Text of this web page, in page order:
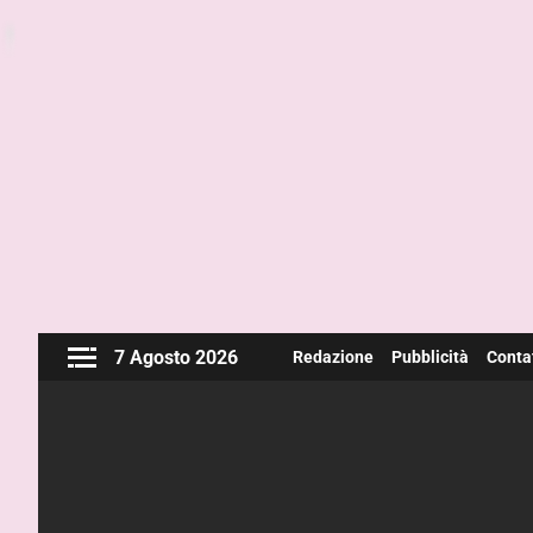
7 Agosto 2026 Redazione Pubblicità